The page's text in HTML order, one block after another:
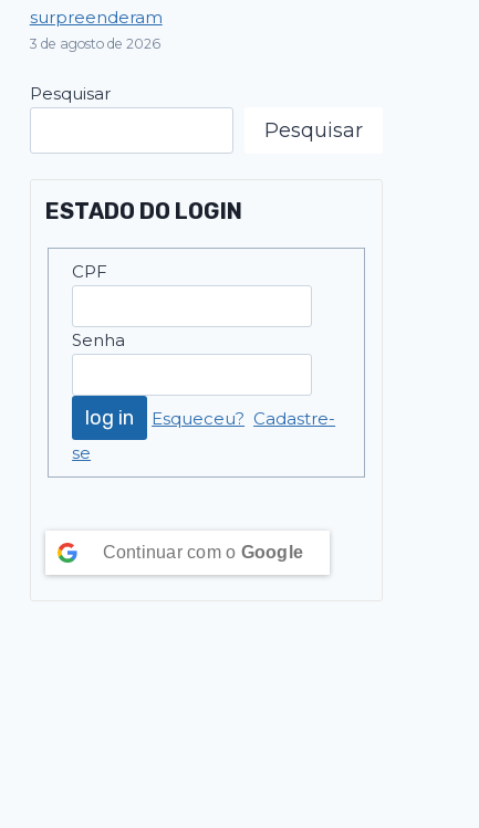
surpreenderam
3 de agosto de 2026
Pesquisar
Pesquisar
ESTADO DO LOGIN
CPF
Senha
Esqueceu? Cadastre-
se
Continuar com o Google